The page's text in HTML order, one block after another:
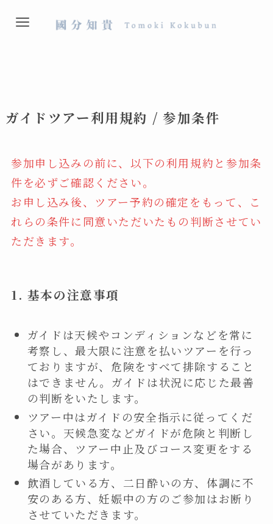
ガイドツアー利用規約 / 参加条件
参加申し込みの前に、以下の利用規約と参加条
件を必ずご確認ください。
お申し込み後、ツアー予約の確定をもって、こ
れらの条件に同意いただいたもの判断させてい
ただきます。
1. 基本の注意事項
ガイドは天候やコンディションなどを常に
考察し、最大限に注意を払いツアーを行っ
ておりますが、危険をすべて排除すること
はできません。ガイドは状況に応じた最善
の判断をいたします。
ツアー中はガイドの安全指示に従ってくだ
さい。天候急変などガイドが危険と判断し
た場合、ツアー中止及びコース変更をする
場合があります。
飲酒している方、二日酔いの方、体調に不
安のある方、妊娠中の方のご参加はお断り
させていただきます。